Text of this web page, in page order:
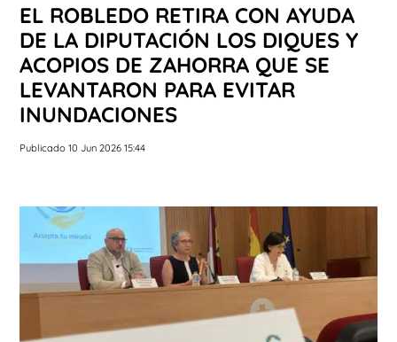
EL ROBLEDO RETIRA CON AYUDA
DE LA DIPUTACIÓN LOS DIQUES Y
ACOPIOS DE ZAHORRA QUE SE
LEVANTARON PARA EVITAR
INUNDACIONES
Publicado 10 Jun 2026 15:44